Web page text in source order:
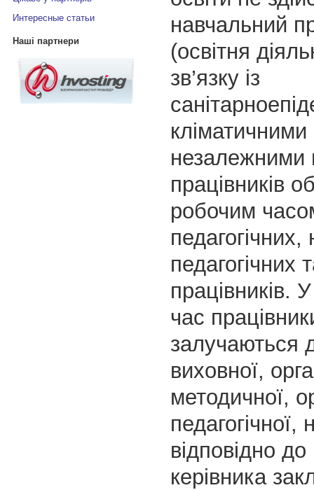
Интересные статьи
Наші партнери
навчальний
(освітня
зв’язку із
незалежними
працівників
робочим
педагогічних,
педагогічних
працівників.
час
залучаються
виховної,
методичної,
педагогічної,
відповідно
керівника